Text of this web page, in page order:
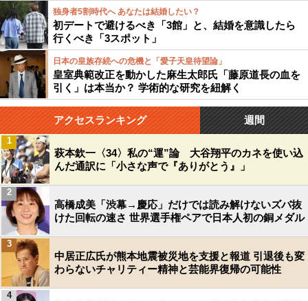
独身者5割時代へ あなたは結婚したい？
初デートで避けるべき「3館」と、結婚を意識したら
行くべき「3スポット」
日本の皇族存続への危機と「愛子天皇待望論」
皇室典範改正を動かした麻生太郎氏「藤原道長の血を
引く」は本当か？ 学術的な研究を紐解く
アクセスランキング 週間
萩本欽一〈34〉私の“運”論 大谷翔平のカネを使い込
んだ通訳に「小さな声で『ありがとう』」
1
高橋成美「渋幕→慶応」だけでは読み解けないズバ抜
けた回転の速さ 世界選手権ペアで日本人初の銅メダル
2
中居正広氏が熊本地震被災地を支援と報道 引退後も変
わらないチャリティー精神と芸能界復帰の可能性
3
4